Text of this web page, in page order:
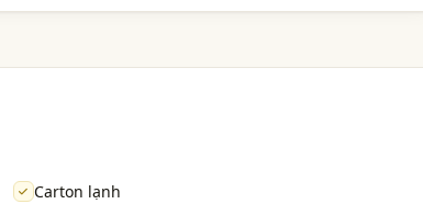
Carton lạnh